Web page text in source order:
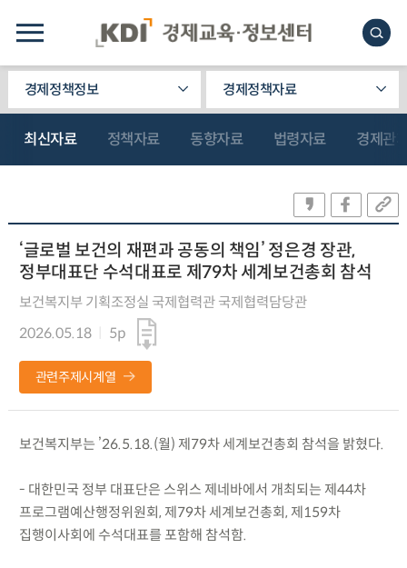
경제정책정보 경제정책자료
최신자료 정책자료 동향자료 법령자료 경제관
‘글로벌 보건의 재편과 공동의 책임’ 정은경 장관,
정부대표단 수석대표로 제79차 세계보건총회 참석
보건복지부 기획조정실 국제협력관 국제협력담당관
2026.05.18
5p
관련주제시계열
보건복지부는 ’26.5.18.(월) 제79차 세계보건총회 참석을 밝혔다.
- 대한민국 정부 대표단은 스위스 제네바에서 개최되는 제44차
프로그램예산행정위원회, 제79차 세계보건총회, 제159차
집행이사회에 수석대표를 포함해 참석함.